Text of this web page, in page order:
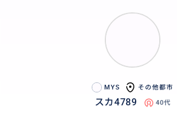
MYS その他都市
スカ4789 40代